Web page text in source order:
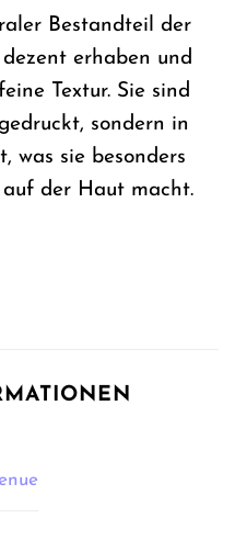
Bestandteil der
erhaben und
Textur. Sie sind
sondern in
was sie besonders
der Haut macht.